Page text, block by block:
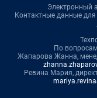
Электронный
Контактные данные
По
Жапарова Жанна,
Ревина Мария,